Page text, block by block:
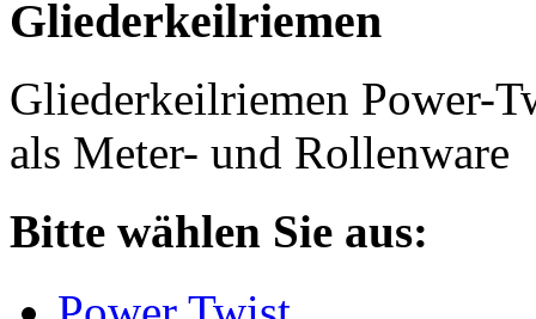
Gliederkeilriemen
Gliederkeilriemen Power-
als Meter- und Rollenware
Bitte wählen Sie aus: